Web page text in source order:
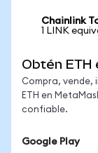
Chainlink
1 LINK
Obtén ETH
Compra, vende,
ETH en
confiable.
Google Play